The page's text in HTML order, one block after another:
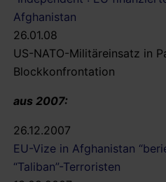
Afghanistan
26.01.08
US-NATO-Militäreinsatz in
Blockkonfrontation
aus 2007:
26.12.2007
EU-Vize in Afghanistan
“Taliban”-Terroristen